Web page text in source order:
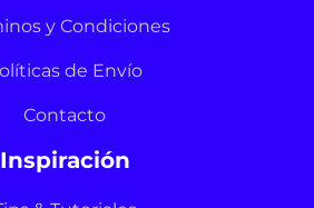
y Condiciones
de Envío
Contacto
Inspiración